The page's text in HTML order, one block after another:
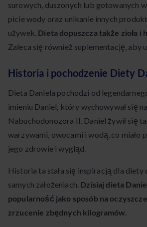
surowych, duszonych lub gotowanych
picie wody oraz unikanie innych
używek. Dieta dopuszcza także zioła
Zaleca się również suplementację, aby
Historia i pochodzenie Diety
Dieta Daniela pochodzi od
imieniu Daniel, który wychowywał się
Nabuchodonozora II. Daniel żywił się
warzywami, owocami i wodą, co miało
jego zdrowie i wygląd.
Historia ta stała się inspiracją dla diety
samych założeniach. Dzisiaj dieta
popularność jako sposób na
zrzucenie zbędnych kilogramów.